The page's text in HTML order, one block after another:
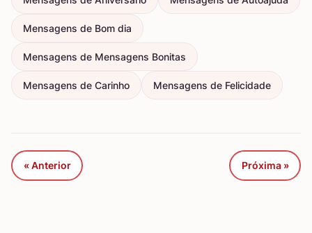
Mensagens de Bom dia
Mensagens de Mensagens Bonitas
Mensagens de Carinho Mensagens de Felicidade
« Anterior Próxima »